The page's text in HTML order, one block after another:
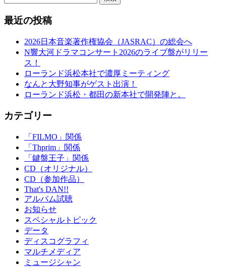
最近の投稿
2026日本音楽著作権協会（JASRAC）の総会へ
N響大河ドラマコンサート2026のライブ盤がリリー
ス！
ローランド浜松本社で濃厚ミーティング
なんと大野知事がゲスト出演！
ローランド浜松・都田の新本社で開発陣と。
カテゴリー
「FILMO」関係
「Thprim」関係
「鍵盤王子」関係
CD（オリジナル）
CD（参加作品）
That's DAN!!
アルバム試聴
お知らせ
スペシャルトピック
データ
ディスコグラフィ
マルチメディア
ミュージシャン